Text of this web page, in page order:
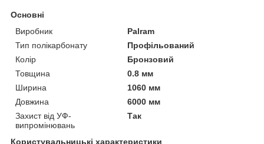
Основні
Виробник
Palram
Тип полікарбонату
Профільований
Колір
Бронзовий
Товщина
0.8 мм
Ширина
1060 мм
Довжина
6000 мм
Захист від УФ-
випромінювань
Так
Користувальницькі характеристики